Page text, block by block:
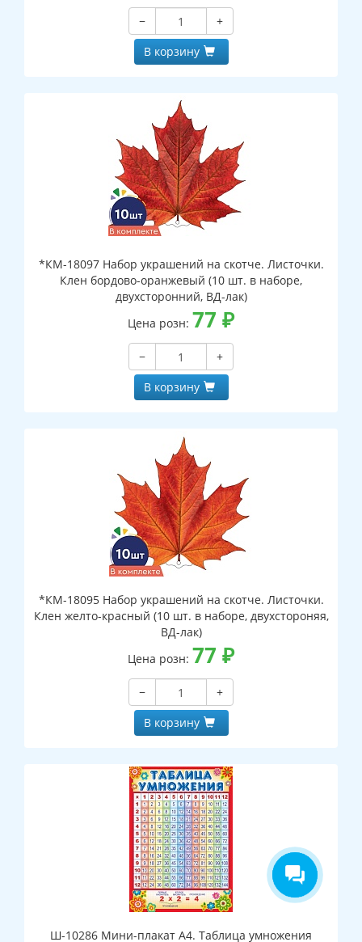
−
+
В корзину
*КМ-18097 Набор украшений на скотче. Листочки.
Клен бордово-оранжевый (10 шт. в наборе,
двухсторонний, ВД-лак)
Цена розн: 77 ₽
−
+
В корзину
*КМ-18095 Набор украшений на скотче. Листочки.
Клен желто-красный (10 шт. в наборе, двухстороняя,
ВД-лак)
Цена розн: 77 ₽
−
+
В корзину
Ш-10286 Мини-плакат А4. Таблица умножения